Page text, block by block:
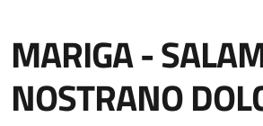
MARIGA-
NOSTRANO